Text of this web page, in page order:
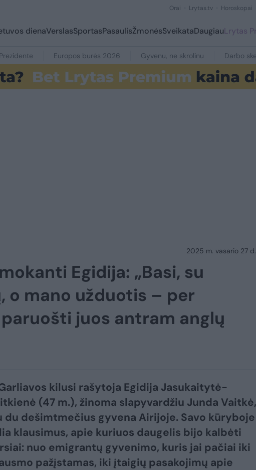
Orai Lrytas.tv Horoskopai
dienaVerslasSportasPasaulisŽmonėsSveikataDaugiauLrytas
Europos burės 2026 Gyvenu, ne skrolinu Darbo
2025 m. vasario 27
Egidija: „Basi, su
o mano užduotis – per
juos antram anglų
kilusi rašytoja Egidija Jasukaitytė-
(47 m.), žinoma slapyvardžiu Junda Vaitkė,
du dešimtmečius gyvena Airijoje. Savo
klausimus, apie kuriuos daugelis bijo kalbėti
nuo emigrantų gyvenimo, kuris jai pačiai iki
pažįstamas, iki įtaigių pasakojimų apie